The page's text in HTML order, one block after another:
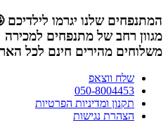
דלג
לתוכן
המתנפחים שלנו יגרמו
מגוון רחב של מתנפחים למכירה
משלוחים מהירים חינם לכל
שלח ווצאפ
050-8004453
תקנון ומדיניות הפרטיות
הצהרת נגישות